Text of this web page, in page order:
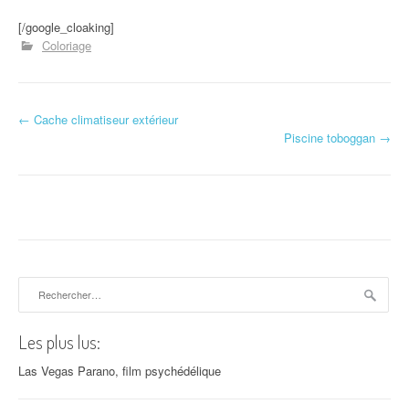
[/google_cloaking]
Coloriage
Navigation d'article
← Cache climatiseur extérieur
Piscine toboggan →
Les plus lus:
Las Vegas Parano, film psychédélique